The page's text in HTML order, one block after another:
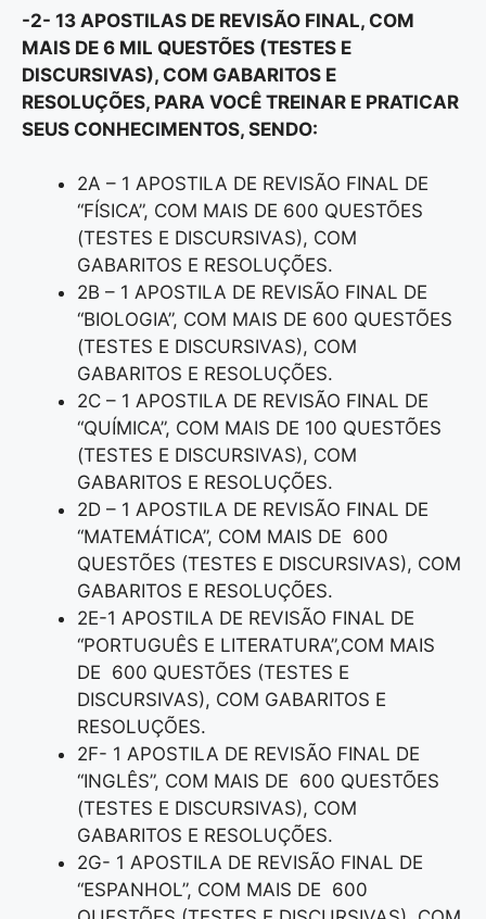
-2- 13 APOSTILAS DE REVISÃO FINAL, COM
MAIS DE 6 MIL QUESTÕES (TESTES E
DISCURSIVAS), COM GABARITOS E
RESOLUÇÕES, PARA VOCÊ TREINAR E PRATICAR
SEUS CONHECIMENTOS, SENDO:
2A – 1 APOSTILA DE REVISÃO FINAL DE
“FÍSICA”, COM MAIS DE 600 QUESTÕES
(TESTES E DISCURSIVAS), COM
GABARITOS E RESOLUÇÕES.
2B – 1 APOSTILA DE REVISÃO FINAL DE
“BIOLOGIA”, COM MAIS DE 600 QUESTÕES
(TESTES E DISCURSIVAS), COM
GABARITOS E RESOLUÇÕES.
2C – 1 APOSTILA DE REVISÃO FINAL DE
“QUÍMICA”, COM MAIS DE 100 QUESTÕES
(TESTES E DISCURSIVAS), COM
GABARITOS E RESOLUÇÕES.
2D – 1 APOSTILA DE REVISÃO FINAL DE
“MATEMÁTICA”, COM MAIS DE 600
QUESTÕES (TESTES E DISCURSIVAS), COM
GABARITOS E RESOLUÇÕES.
2E-1 APOSTILA DE REVISÃO FINAL DE
“PORTUGUÊS E LITERATURA”,COM MAIS
DE 600 QUESTÕES (TESTES E
DISCURSIVAS), COM GABARITOS E
RESOLUÇÕES.
2F- 1 APOSTILA DE REVISÃO FINAL DE
“INGLÊS”, COM MAIS DE 600 QUESTÕES
(TESTES E DISCURSIVAS), COM
GABARITOS E RESOLUÇÕES.
2G- 1 APOSTILA DE REVISÃO FINAL DE
“ESPANHOL”, COM MAIS DE 600